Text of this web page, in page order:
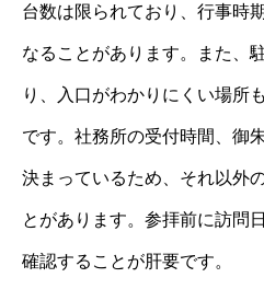
台数は限られており、行事時
なることがあります。また、
り、入口がわかりにくい場所
です。社務所の受付時間、御
決まっているため、それ以外
とがあります。参拝前に訪問
確認することが肝要です。